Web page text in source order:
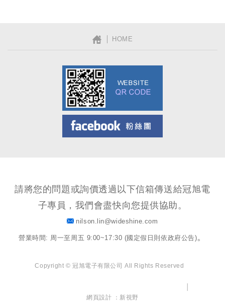
│ HOME
請將您的問題或詢價透過以下信箱傳送給冠旭電
子專員，我們會盡快向您提供協助。
nilson.lin@wideshine.com
營業時間: 周一至周五 9:00~17:30 (國定假日則依政府公告)。
Copyright © 冠旭電子有限公司 All Rights Reserved
網頁設計 ：新視野